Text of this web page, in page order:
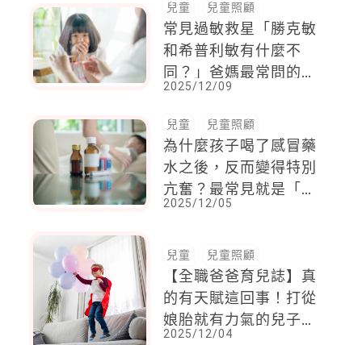
兒童 兒童照顧
常見過敏救星「勝克敏
和希普利敏有什麼不
同？」爸媽最常問的3
個問題，3用藥叮嚀搞
懂更安心！
2025/12/09
兒童 兒童照顧
為什麼孩子喝了感冒藥
水之後，反而變得特別
亢奮？最常見就是「這
成分」，藥師來解答：
2025/12/05
兒童 兒童照顧
【全職爸爸育兒誌】真
的有天賦這回事！打從
娘胎就有力氣的兒子，
以一顆球速160公里的
2025/12/04